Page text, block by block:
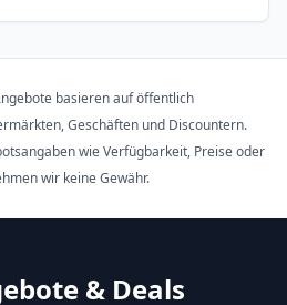
basieren auf öffentlich
Geschäften und Discountern.
wie Verfügbarkeit, Preise oder
wir keine Gewähr.
& Deals